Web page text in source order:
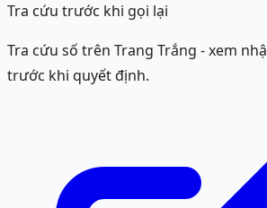
Tra cứu trước khi gọi lại
Tra cứu số trên Trang Trắng - xem
trước khi quyết định.